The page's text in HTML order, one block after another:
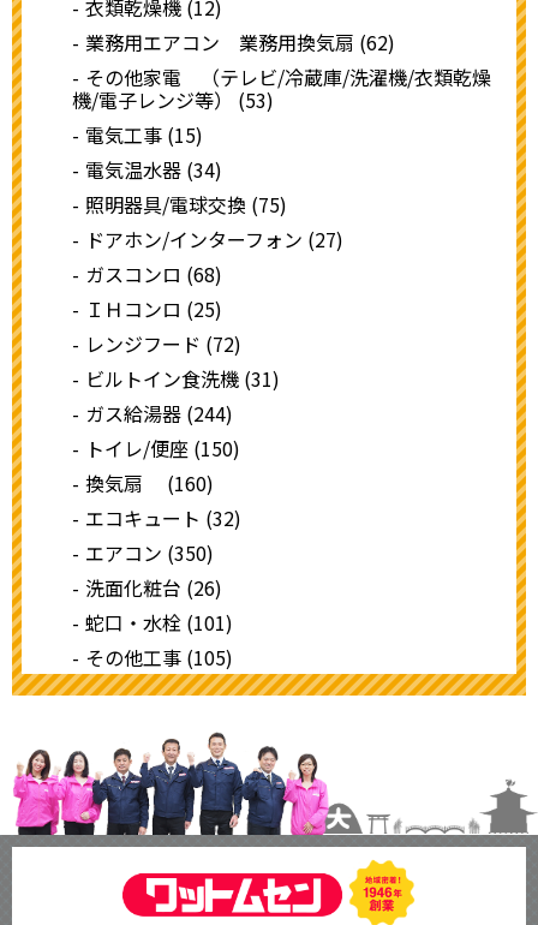
衣類乾燥機 (12)
業務用エアコン 業務用換気扇 (62)
その他家電 （テレビ/冷蔵庫/洗濯機/衣類乾燥
機/電子レンジ等） (53)
電気工事 (15)
電気温水器 (34)
照明器具/電球交換 (75)
ドアホン/インターフォン (27)
ガスコンロ (68)
ＩＨコンロ (25)
レンジフード (72)
ビルトイン食洗機 (31)
ガス給湯器 (244)
トイレ/便座 (150)
換気扇 (160)
エコキュート (32)
エアコン (350)
洗面化粧台 (26)
蛇口・水栓 (101)
その他工事 (105)